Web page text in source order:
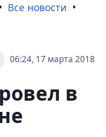
Все новости
06:24, 17 марта 2018
в